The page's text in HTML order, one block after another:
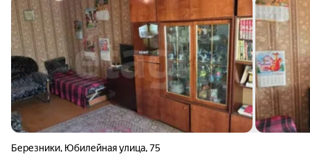
Березники, Юбилейная улица,75